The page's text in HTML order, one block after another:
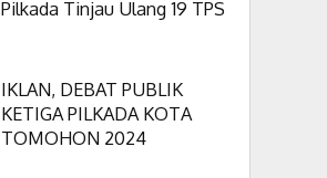
Pilkada Tinjau Ulang 19 TPS
IKLAN, DEBAT PUBLIK
KETIGA PILKADA KOTA
TOMOHON 2024